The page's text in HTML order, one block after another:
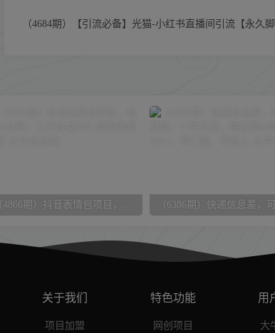
（4684期）【引流必备】光猫-小红书直播间引流【永久
关于我们
项目加盟
特色功能
网创项目
用
大